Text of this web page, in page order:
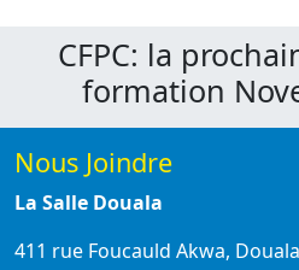
CFPC: la
formation
Nous Joindre
La Salle Douala
411 rue Foucauld Akwa,